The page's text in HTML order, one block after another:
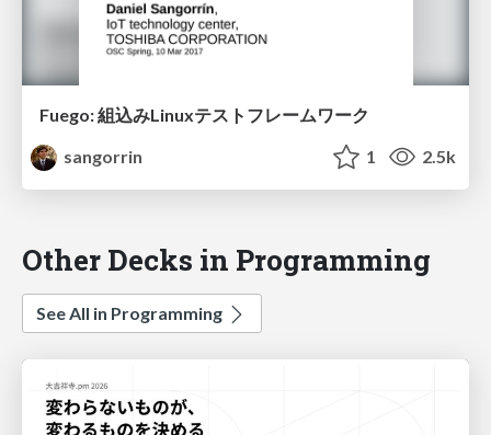
Fuego: 組込みLinuxテストフレームワーク
sangorrin
1 2.5k
Other Decks in Programming
See All in Programming